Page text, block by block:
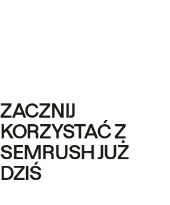
ZACZNIJ
KORZYSTAĆ Z
SEMRUSH JUŻ
DZIŚ